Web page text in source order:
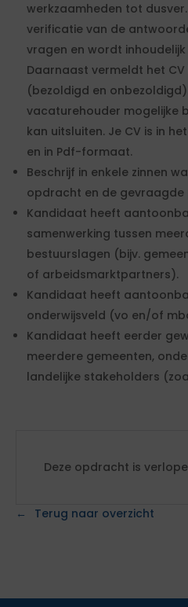
werkzaamheden tot
verificatie van de
vragen en wordt
Daarnaast vermeldt het
(bezoldigd en
vacaturehouder mogelijke
kan uitsluiten. Je CV is in
en in Pdf-formaat.
Beschrijf in enkele zinnen
opdracht en de gevraagde
Kandidaat heeft
samenwerking tussen
bestuurslagen (bijv.
of arbeidsmarktpartners).
Kandidaat heeft
onderwijsveld (vo en/of
Kandidaat heeft eerder
meerdere gemeenten,
landelijke stakeholders
Deze opdracht is
Terug naar overzicht